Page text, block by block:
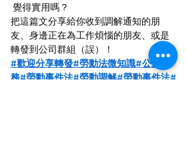
覺得實用嗎？
把這篇文分享給你收到調解通知的朋
友、身邊正在為工作煩惱的朋友、或是
轉發到公司群組（誤）！
#歡迎分享轉發#勞動法微知識#公益服
務#勞動事件法#勞動調解#勞動事件法#